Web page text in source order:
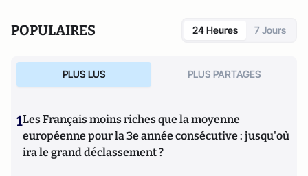
POPULAIRES 24 Heures 7 Jours
PLUS LUS PLUS PARTAGES
1Les Français moins riches que la moyenne
européenne pour la 3e année consécutive : jusqu'où
ira le grand déclassement ?